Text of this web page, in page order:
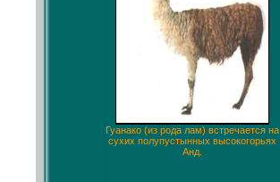
Гуанако (из рода лам) встречается на
сухих полупустынных высокогорьях
Анд.